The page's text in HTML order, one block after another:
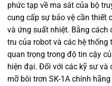
phức tạp về ma sát của bộ
cung cấp sự bảo vệ cần thiết
và ứng suất nhiệt. Bằng
tru của robot và các hệ thống
quan trọng trong độ tin cậy
hiện đại. Đối với các kỹ sư và
mỡ bôi trơn SK-1A chính